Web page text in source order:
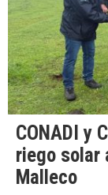
CONADI y
riego solar
Malleco